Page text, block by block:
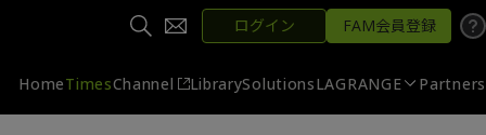
ログイン FAM会員登録
HomeTimesChannel LibrarySolutionsLAGRANGE Partners